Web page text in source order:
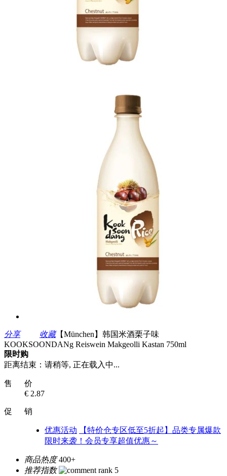
分享 收藏【München】韩国米酒栗子味
KOOKSOONDANg Reiswein Makgeolli Kastan 750ml
限时购
距离结束： 请稍等, 正在载入中...
售 价
€ 2.87
促 销
优惠活动
【特价仓专区低至5折起】品类专属爆款
限时来袭！会员专享超值优惠～
商品热度 400+
推荐指数